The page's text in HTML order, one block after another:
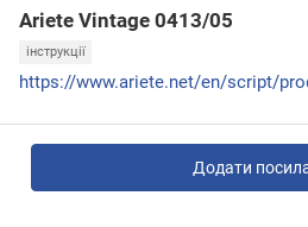
Ariete Vintage 0413/05
інструкції
Додати